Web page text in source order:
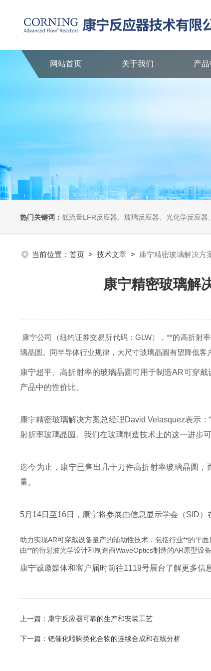
网站首页 关于我们 产
热门关键词： 低流量LFR反应器、玻璃反应器、光化学反应器
当前位置： 首页 > 技术文章 > 康宁精密玻璃解决方
康宁精密玻璃解
康宁公司（纽约证券交易所代码：GLW），**的高折射
璃晶圆。同半导体行业规律，大尺寸玻璃晶圆有望降低客
康宁超平、高折射率的玻璃晶圆可用于制造AR可穿
产品中的性价比。
康宁精密玻璃解决方案总经理David Velasquez表示
射折率玻璃晶圆。我们在玻璃制造技术上的这一进步
迄今为止，康宁已售出几十万件高折射率玻璃晶圆
量。
5月14日至16日，康宁将参展由信息显示学会（SID
助力实现AR可穿戴设备量产的辅助性技术，包括行业**的平
由**的衍射波光学设计和制造商WaveOptics制造的AR原型设备
康宁诚邀媒体和客户届时前往1119号展台了解更多信息
上一篇： 康宁反应器可靠的生产和安装工艺
下一篇： 钯催化吲哚类化合物的连续合成和在线分析